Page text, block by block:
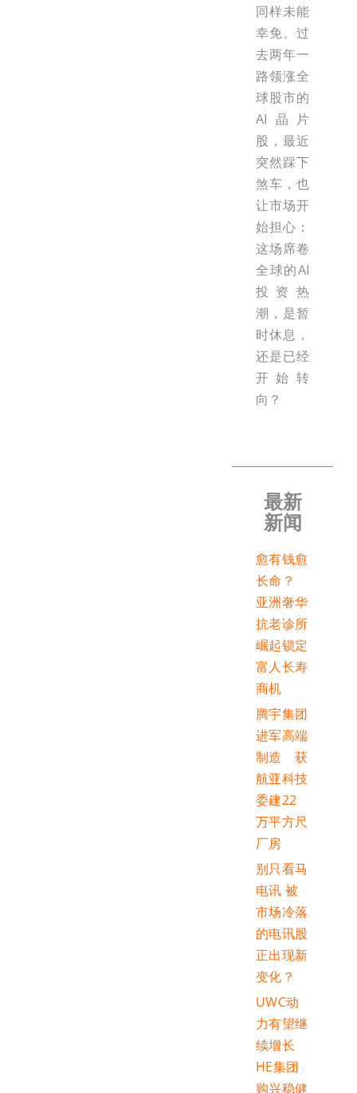
同样未能
幸免。过
去两年一
路领涨全
球股市的
AI晶片
股，最近
突然踩下
煞车，也
让市场开
始担心：
这场席卷
全球的AI
投资热
潮，是暂
时休息，
还是已经
开始转
向？
最新
新闻
愈有钱愈
长命？
亚洲奢华
抗老诊所
崛起锁定
富人长寿
商机
腾宇集团
进军高端
制造 获
航亚科技
委建22
万平方尺
厂房
别只看马
电讯 被
市场冷落
的电讯股
正出现新
变化？
UWC动
力有望继
续增长
HE集团
购兴稳健